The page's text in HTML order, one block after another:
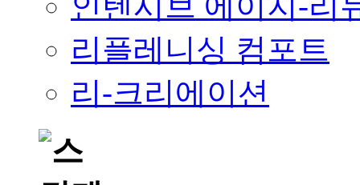
리플레니싱 컴포트
리-크리에이션